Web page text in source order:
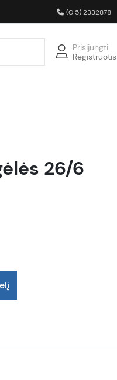
(0 5) 2332878
Prisijungti
Registruotis
26/6